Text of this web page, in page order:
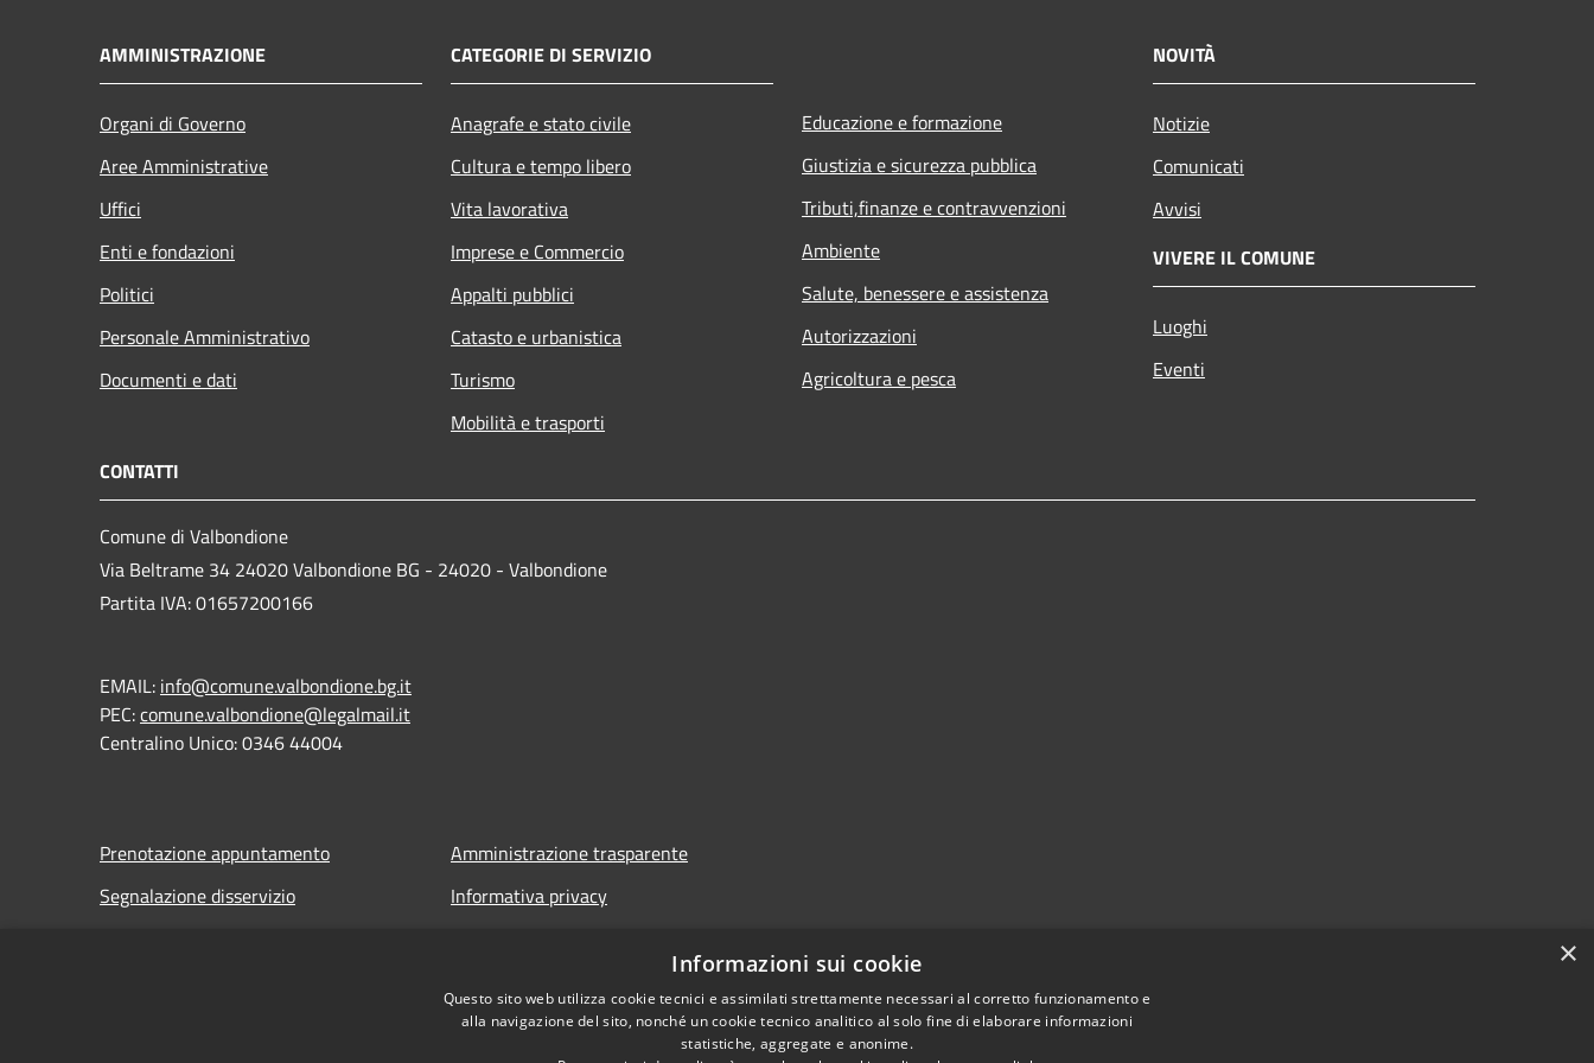
AMMINISTRAZIONE
Organi di Governo
Aree Amministrative
Uffici
Enti e fondazioni
Politici
Personale Amministrativo
Documenti e dati
CATEGORIE DI SERVIZIO
Anagrafe e stato civile
Cultura e tempo libero
Vita lavorativa
Imprese e Commercio
Appalti pubblici
Catasto e urbanistica
Turismo
Mobilità e trasporti
Educazione e formazione
Giustizia e sicurezza pubblica
Tributi,finanze e contravvenzioni
Ambiente
Salute, benessere e assistenza
Autorizzazioni
Agricoltura e pesca
NOVITÀ
Notizie
Comunicati
Avvisi
VIVERE IL COMUNE
Luoghi
Eventi
CONTATTI
Comune di Valbondione
Via Beltrame 34 24020 Valbondione BG - 24020 - Valbondione
Partita IVA: 01657200166
EMAIL: info@comune.valbondione.bg.it
PEC:comune.valbondione@legalmail.it
Centralino Unico: 0346 44004
Prenotazione appuntamento
Segnalazione disservizio
Amministrazione trasparente
Informativa privacy
Dichiarazione di accessibilità
×
Informazioni sui cookie
Questo sito web utilizza cookie tecnici e assimilati strettamente necessari al corretto funzionamento e
alla navigazione del sito, nonché un cookie tecnico analitico al solo fine di elaborare informazioni
statistiche, aggregate e anonime.